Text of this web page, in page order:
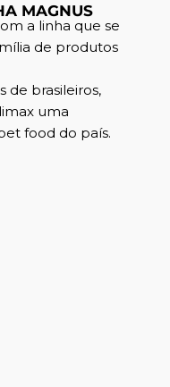
MAGNUS​
a linha que se
de produtos
de brasileiros,
uma
food do país.